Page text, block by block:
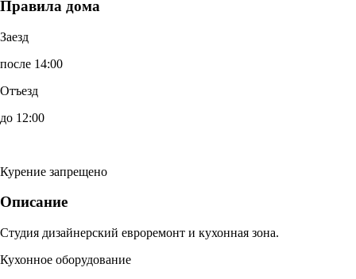
Правила дома
Заезд
после 14:00
Отъезд
до 12:00
Курение запрещено
Описание
Студия дизайнерский евроремонт и кухонная зона.
Кухонное оборудование